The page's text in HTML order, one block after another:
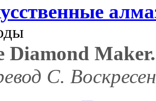
Diamond Maker.
С.